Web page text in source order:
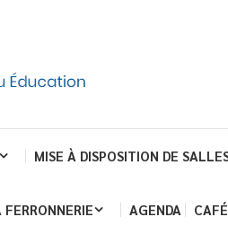
MISE À DISPOSITION DE
FERRONNERIE AGENDA